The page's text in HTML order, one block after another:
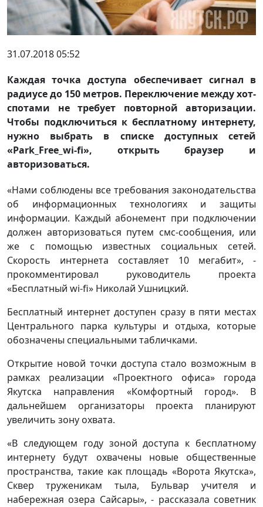
31.07.2018 05:52
Каждая точка доступа обеспечивает сигнал в
радиусе до 150 метров. Переключение между хот-
спотами не требует повторной авторизации.
Чтобы подключиться к бесплатному интернету,
нужно выбрать в списке доступных сетей
«Park_Free_wi-fi», открыть браузер и
авторизоваться.
«Нами соблюдены все требования законодательства
об информационных технологиях и защиты
информации. Каждый абонемент при подключении
должен авторизоваться путем смс-сообщения, или
же с помощью известных социальных сетей.
Скорость интернета составляет 10 мегабит», -
прокомментировал руководитель проекта
«Бесплатный wi-fi» Николай Ушницкий.
Бесплатный интернет доступен сразу в пяти местах
Центрального парка культуры и отдыха, которые
обозначены специальными табличками.
Открытие новой точки доступа стало возможным в
рамках реализации «Проектного офиса» города
Якутска направления «Комфортный город». В
дальнейшем организаторы проекта планируют
увеличить зону охвата.
«В следующем году зоной доступа к бесплатному
интернету будут охвачены новые общественные
пространства, такие как площадь «Ворота Якутска»,
Сквер труженикам тыла, Бульвар учителя и
набережная озера Сайсары», - рассказала советник